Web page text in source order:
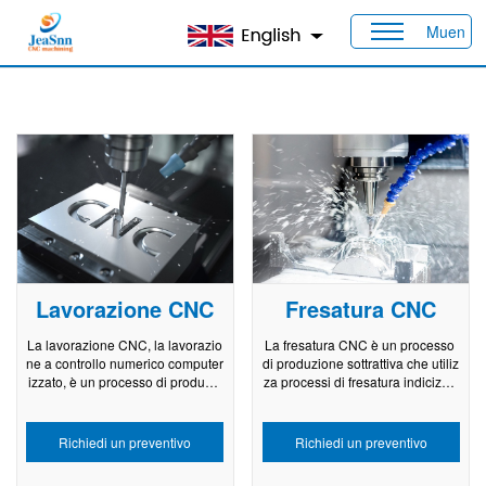
Muen
Casa Capacità
Lavorazione CNC
La lavorazione CNC, la lavorazio
ne a controllo numerico computer
izzato, è un processo di produzio
mpiega sistemi di controllo nume
rico computerizzato per azionare
automaticamente le macchine ut
Richiedi un preventivo
Fresatura CNC
La fresatura CNC è un processo
di produzione sottrattiva che utiliz
za processi di fresatura indicizzat
are materiale solido in plastica e
metallo nelle parti finali. La fresat
ura CNC produce forme geometri
Richiedi un preventivo